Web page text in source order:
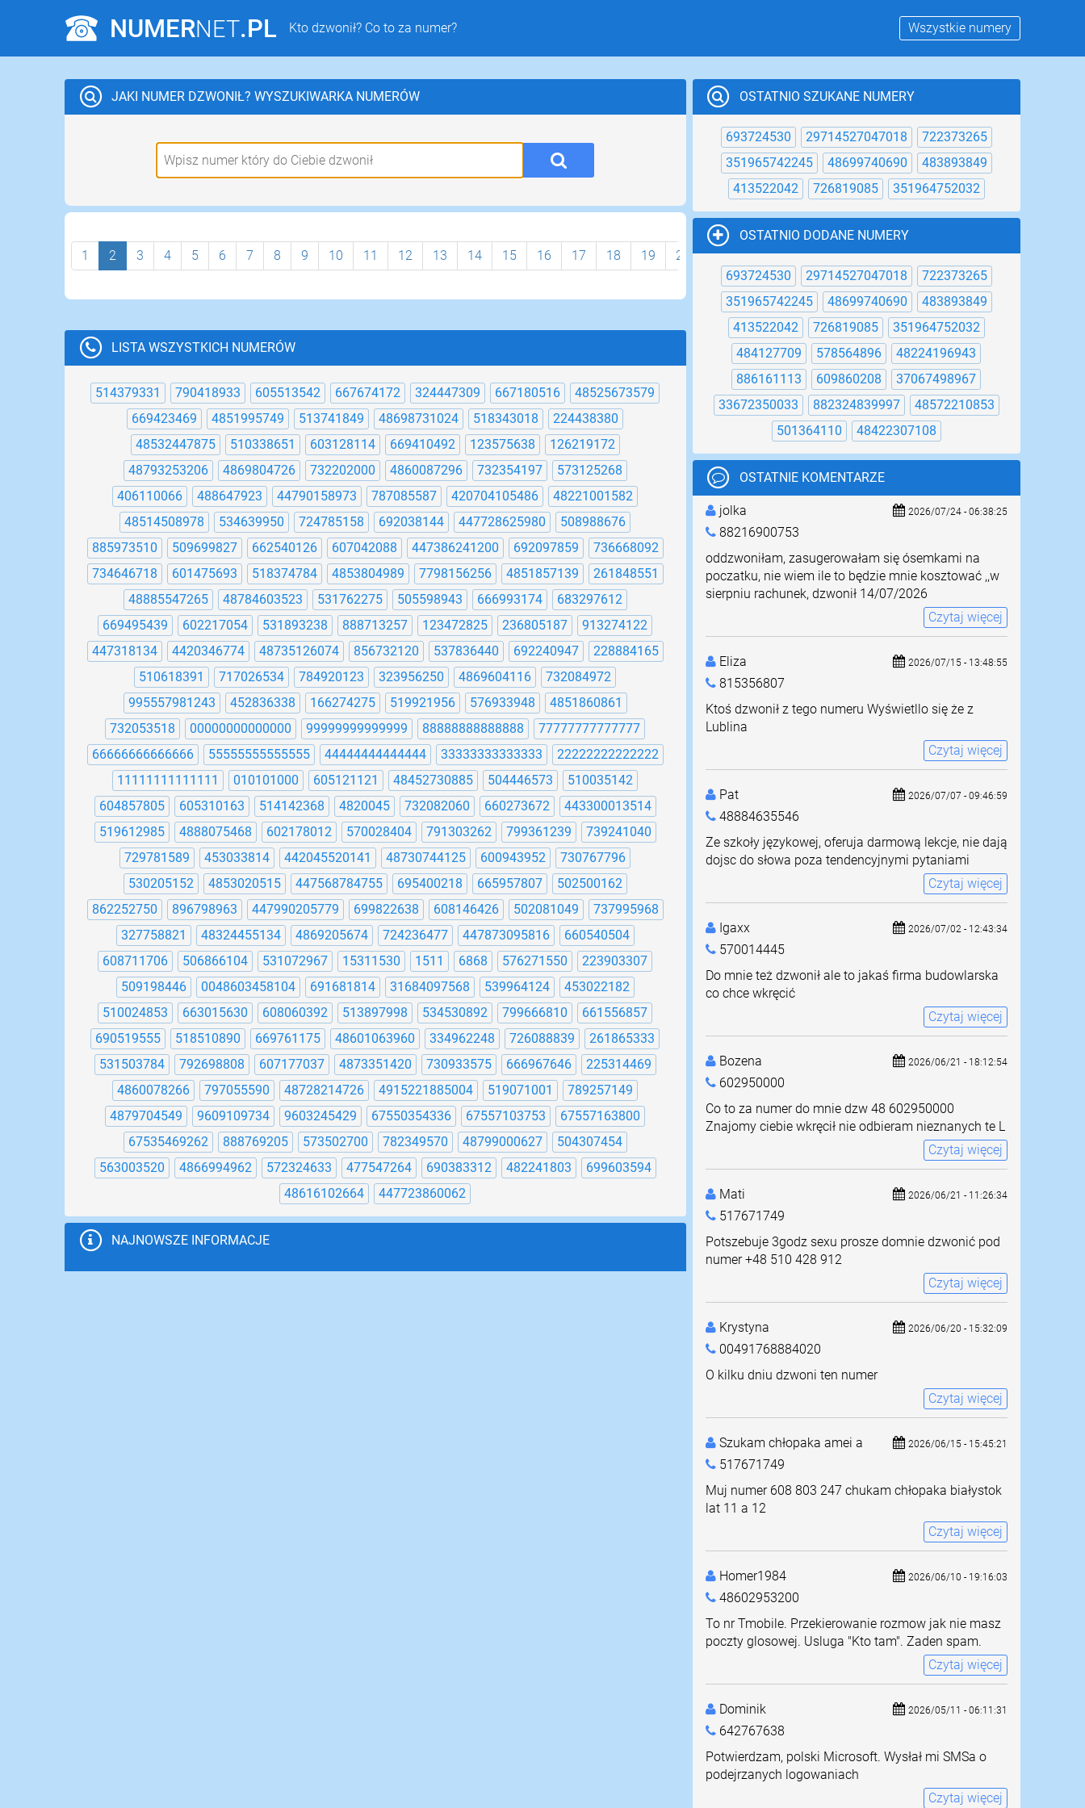
NUMERNET.PL Kto dzwonił? Co to za numer? Wszystkie numery
JAKI NUMER DZWONIŁ? WYSZUKIWARKA NUMERÓW
1 2 3 4 5 6 7 8 9 10 11 12 13 14 15 16 17 18 19 20 21 22 23 24 25 26 27 28 29
LISTA WSZYSTKICH NUMERÓW
514379331 790418933 605513542 667674172 324447309 667180516
48525673579
669423469
4851995749 513741849 48698731024 518343018
224438380
48532447875
510338651 603128114 669410492 123575638
126219172
48793253206
4869804726 732202000 4860087296 732354197
573125268
406110066
488647923 44790158973 787085587 420704105486
48221001582
48514508978
534639950 724785158 692038144 447728625980
508988676
885973510
509699827 662540126 607042088 447386241200 692097859
736668092
734646718
601475693 518374784 4853804989 7798156256 4851857139
261848551
48885547265
48784603523 531762275 505598943 666993174
683297612
669495439
602217054 531893238 888713257 123472825 236805187
913274122
447318134
4420346774 48735126074 856732120 537836440 692240947
228884165
510618391
717026534 784920123 323956250 4869604116
732084972
995557981243
452836338 166274275 519921956 576933948
4851860861
732053518
00000000000000 99999999999999 88888888888888
77777777777777
66666666666666
55555555555555 44444444444444 33333333333333
22222222222222
11111111111111
010101000 605121121 48452730885 504446573
510035142
604857805
605310163 514142368 4820045 732082060 660273672
443300013514
519612985
4888075468 602178012 570028404 791303262 799361239
739241040
729781589
453033814 442045520141 48730744125 600943952
730767796
530205152
4853020515 447568784755 695400218 665957807
502500162
862252750
896798963 447990205779 699822638 608146426 502081049
737995968
327758821
48324455134 4869205674 724236477 447873095816
660540504
608711706
506866104 531072967 15311530 1511 6868 576271550
223903307
509198446
0048603458104 691681814 31684097568 539964124
453022182
510024853
663015630 608060392 513897998 534530892 799666810
661556857
690519555
518510890 669761175 48601063960 334962248 726088839
261865333
531503784
792698808 607177037 4873351420 730933575 666967646
225314469
4860078266
797055590 48728214726 4915221885004 519071001
789257149
4879704549
9609109734 9603245429 67550354336 67557103753
67557163800
67535469262
888769205 573502700 782349570 48799000627
504307454
563003520
4866994962 572324633 477547264 690383312 482241803
699603594
48616102664
447723860062
NAJNOWSZE INFORMACJE
OSTATNIO SZUKANE NUMERY
693724530 29714527047018
722373265
351965742245
48699740690
483893849
413522042
726819085 351964752032
OSTATNIO DODANE NUMERY
693724530 29714527047018
722373265
351965742245
48699740690
483893849
413522042
726819085
351964752032
484127709
578564896
48224196943
886161113
609860208
37067498967
33672350033
882324839997
48572210853
501364110
48422307108
OSTATNIE KOMENTARZE
jolka
88216900753
2026/07/24 - 06:38:25
oddzwoniłam, zasugerowałam się ósemkami na
poczatku, nie wiem ile to będzie mnie kosztować ,,w
sierpniu rachunek, dzwonił 14/07/2026
Czytaj więcej
Eliza
815356807
2026/07/15 - 13:48:55
Ktoś dzwonił z tego numeru Wyświetllo się że z
Lublina
Czytaj więcej
Pat
48884635546
2026/07/07 - 09:46:59
Ze szkoły językowej, oferuja darmową lekcje, nie dają
dojsc do słowa poza tendencyjnymi pytaniami
Czytaj więcej
Igaxx
570014445
2026/07/02 - 12:43:34
Do mnie też dzwonił ale to jakaś firma budowlarska
co chce wkręcić
Czytaj więcej
Bozena
602950000
2026/06/21 - 18:12:54
Co to za numer do mnie dzw 48 602950000
Znajomy ciebie wkręcił nie odbieram nieznanych te L
Czytaj więcej
Mati
517671749
2026/06/21 - 11:26:34
Potszebuje 3godz sexu prosze domnie dzwonić pod
numer +48 510 428 912
Czytaj więcej
Krystyna
00491768884020
2026/06/20 - 15:32:09
O kilku dniu dzwoni ten numer
Czytaj więcej
Szukam chłopaka amei a
517671749
2026/06/15 - 15:45:21
Muj numer 608 803 247 chukam chłopaka białystok
lat 11 a 12
Czytaj więcej
Homer1984
48602953200
2026/06/10 - 19:16:03
To nr Tmobile. Przekierowanie rozmow jak nie masz
poczty glosowej. Usluga "Kto tam". Zaden spam.
Czytaj więcej
Dominik
642767638
2026/05/11 - 06:11:31
Potwierdzam, polski Microsoft. Wysłał mi SMSa o
podejrzanych logowaniach
Czytaj więcej